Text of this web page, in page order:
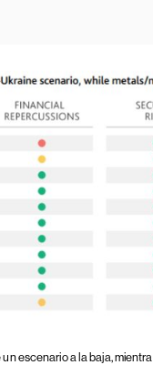
escenario a la baja,